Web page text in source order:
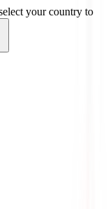
your country to